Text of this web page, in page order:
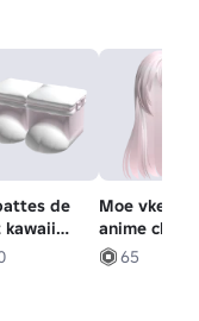
de
kawaii
et
avec
Moe vkei
anime
rose des
années
65